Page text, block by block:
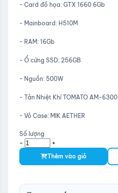
- Card đồ họa: GTX 1660 6Gb
- Mainboard: H510M
- RAM: 16Gb
- Ổ cứng SSD: 256GB
- Nguồn: 500W
- Tản Nhiệt Khí TOMATO AM-6300
- Vỏ Case: MIK AETHER
Số lượng
- +
Thêm vào giỏ